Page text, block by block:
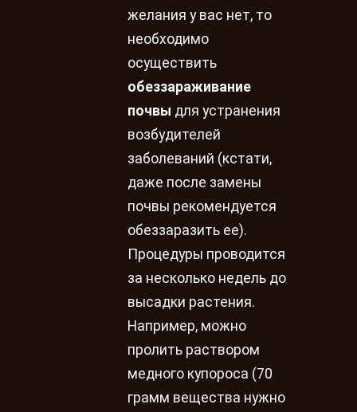
желания у вас нет, то
необходимо
осуществить
обеззараживание
почвы для устранения
возбудителей
заболеваний (кстати,
даже после замены
почвы рекомендуется
обеззаразить ее).
Процедуры проводится
за несколько недель до
высадки растения.
Например, можно
пролить раствором
медного купороса (70
грамм вещества нужно